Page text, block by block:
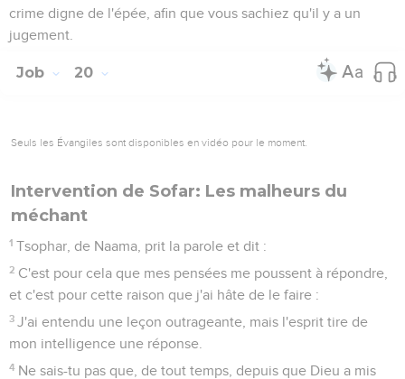
crime digne de l'épée, afin que vous sachiez qu'il y a un
jugement.
Job 20
Seuls les Évangiles sont disponibles en vidéo pour le moment.
Intervention de Sofar: Les malheurs du
méchant
1 Tsophar, de Naama, prit la parole et dit :
2 C'est pour cela que mes pensées me poussent à répondre,
et c'est pour cette raison que j'ai hâte de le faire :
3 J'ai entendu une leçon outrageante, mais l'esprit tire de
mon intelligence une réponse.
4 Ne sais-tu pas que, de tout temps, depuis que Dieu a mis